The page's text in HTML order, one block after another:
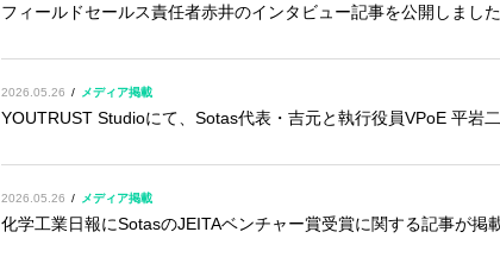
フィールドセールス責任者赤井のインタビュー記事を公開しました
2026.05.26 メディア掲載
YOUTRUST Studioにて、Sotas代表・吉元と執行役員VPoE 平岩
2026.05.26 メディア掲載
化学工業日報にSotasのJEITAベンチャー賞受賞に関する記事が